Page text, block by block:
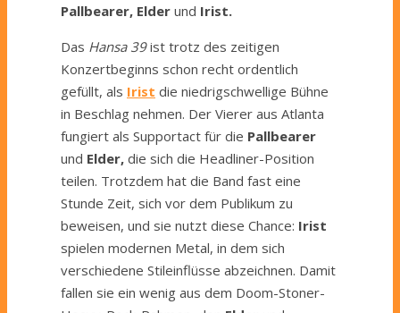
Pallbearer, Elder und Irist.
Das Hansa 39ist trotz des zeitigen
Konzertbeginns schon recht ordentlich
gefüllt, als Irist die niedrigschwellige Bühne
in Beschlag nehmen. Der Vierer aus Atlanta
fungiert als Supportact für die Pallbearer
und Elder, die sich die Headliner-Position
teilen. Trotzdem hat die Band fast eine
Stunde Zeit, sich vor dem Publikum zu
beweisen, und sie nutzt diese Chance: Irist
spielen modernen Metal, in dem sich
verschiedene Stileinflüsse abzeichnen. Damit
fallen sie ein wenig aus dem Doom-Stoner-